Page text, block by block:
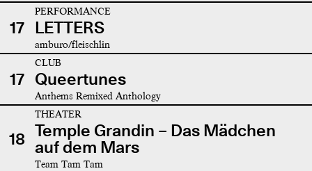
17
PERFORMANCE
LETTERS
amburo/fleischlin
17
CLUB
Queertunes
Anthems Remixed Anthology
18
THEATER
Temple Grandin – Das Mädchen
auf dem Mars
Team Tam Tam